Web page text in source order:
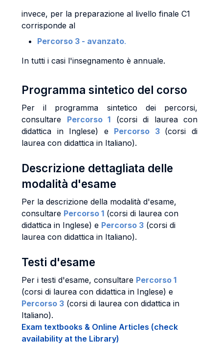
invece, per la preparazione al livello finale C1
corrisponde al
Percorso 3 - avanzato.
In tutti i casi l'insegnamento è annuale.
Programma sintetico del corso
Per il programma sintetico dei percorsi,
consultare Percorso 1 (corsi di laurea con
didattica in Inglese) e Percorso 3 (corsi di
laurea con didattica in Italiano).
Descrizione dettagliata delle
modalità d'esame
Per la descrizione della modalità d'esame,
consultare Percorso 1 (corsi di laurea con
didattica in Inglese) e Percorso 3 (corsi di
laurea con didattica in Italiano).
Testi d'esame
Per i testi d'esame, consultare Percorso 1
(corsi di laurea con didattica in Inglese) e
Percorso 3 (corsi di laurea con didattica in
Italiano).
Exam textbooks & Online Articles (check
availability at the Library)